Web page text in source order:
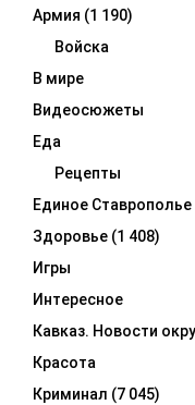
Армия (1 190)
Войска
В мире
Видеосюжеты
Еда
Рецепты
Единое Ставрополье
Здоровье (1 408)
Игры
Интересное
Кавказ. Новости
Красота
Криминал (7 045)